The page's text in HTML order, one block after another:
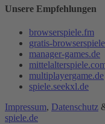
Unsere Empfehlungen
browserspiele.fm
gratis-
manager-games.de
multiplayergame.de
spiele.seekxl.de
Impressum, Datenschutz
spiele.de